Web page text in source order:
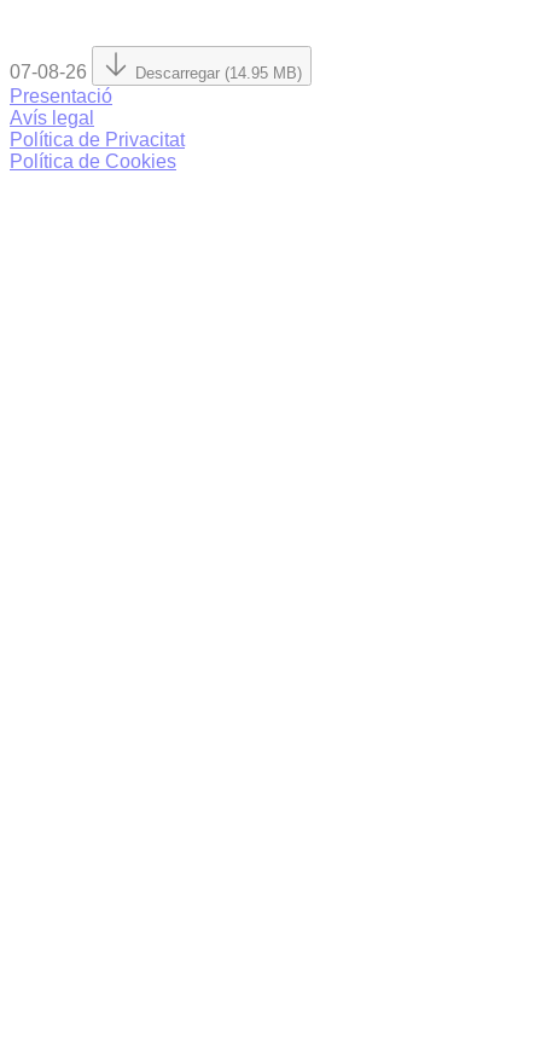
07-08-26 Descarregar (14.95 MB)
Presentació
Avís legal
Política de Privacitat
Política de Cookies